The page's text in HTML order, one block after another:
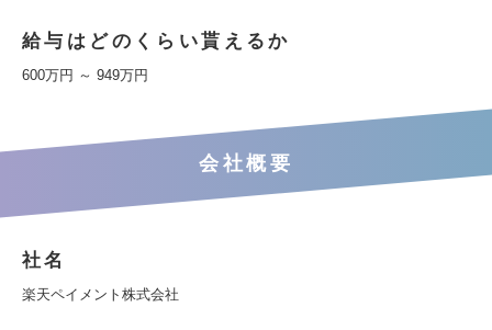
給与はどのくらい貰えるか
600万円 ～ 949万円
会社概要
社名
楽天ペイメント株式会社